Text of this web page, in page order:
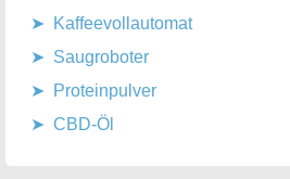
Kaffeevollautomat
Saugroboter
Proteinpulver
CBD-Öl